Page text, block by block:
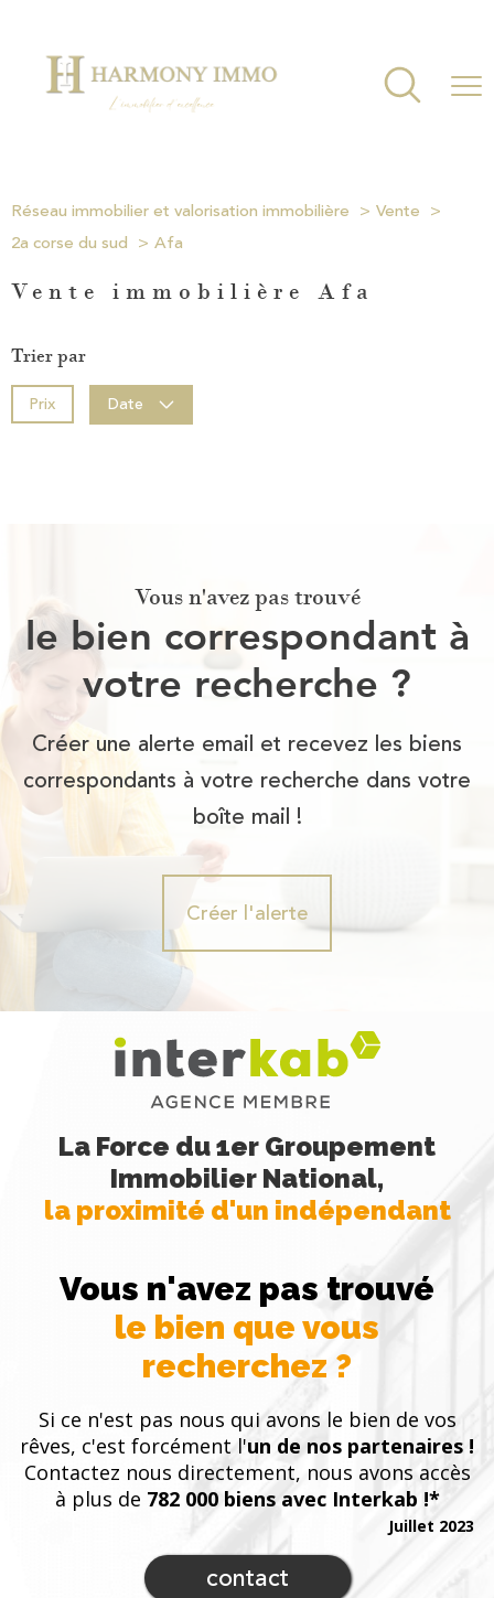
Réseau immobilier et valorisation immobilière
Vente
2a corse du sud
Afa
Vente immobilière Afa
Trier par
Prix Date
Vous n'avez pas trouvé
le bien correspondant à
votre recherche ?
Créer une alerte email et recevez les biens
correspondants à votre recherche dans votre
boîte mail !
Créer l'alerte
La Force du 1er Groupement
Immobilier National,
la proximité d'un indépendant
Vous n'avez pas trouvé
le bien que vous
recherchez ?
Si ce n'est pas nous qui avons le bien de vos
rêves, c'est forcément l'un de nos partenaires !
Contactez nous directement, nous avons accès
à plus de 782 000 biens avec Interkab !*
contact
Juillet 2023